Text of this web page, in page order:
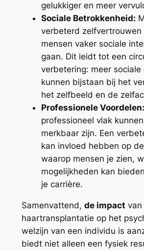
gelukkiger en meer
Sociale Betrokkenheid:
verbeterd zelfvertrouwen
mensen vaker sociale
gaan. Dit leidt tot een
verbetering: meer sociale
kunnen bijstaan bij het
het zelfbeeld en de
Professionele Voordelen:
professioneel vlak
merkbaar zijn. Een
kan invloed hebben op
waarop mensen je zien,
mogelijkheden kan
je carrière.
Samenvattend, de impact van
haartransplantatie op het
welzijn van een individu is
biedt niet alleen een fysiek